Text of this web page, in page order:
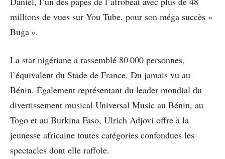
millions de vues sur You Tube, pour son méga succès «
Buga ».
La star nigériane a rassemblé 80 000 personnes,
l’équivalent du Stade de France. Du jamais vu au
Bénin. Également représentant du leader mondial du
divertissement musical Universal Music au Bénin, au
Togo et au Burkina Faso, Ulrich Adjovi offre à la
jeunesse africaine toutes catégories confondues les
spectacles dont elle raffole.